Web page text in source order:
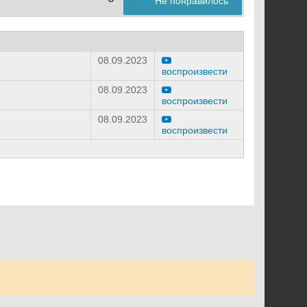
08.09.2023
воспроизвести
08.09.2023
воспроизвести
08.09.2023
воспроизвести